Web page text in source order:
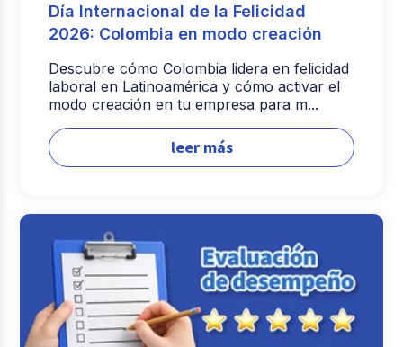
Día Internacional de la Felicidad
2026: Colombia en modo creación
Descubre cómo Colombia lidera en felicidad
laboral en Latinoamérica y cómo activar el
modo creación en tu empresa para m...
leer más